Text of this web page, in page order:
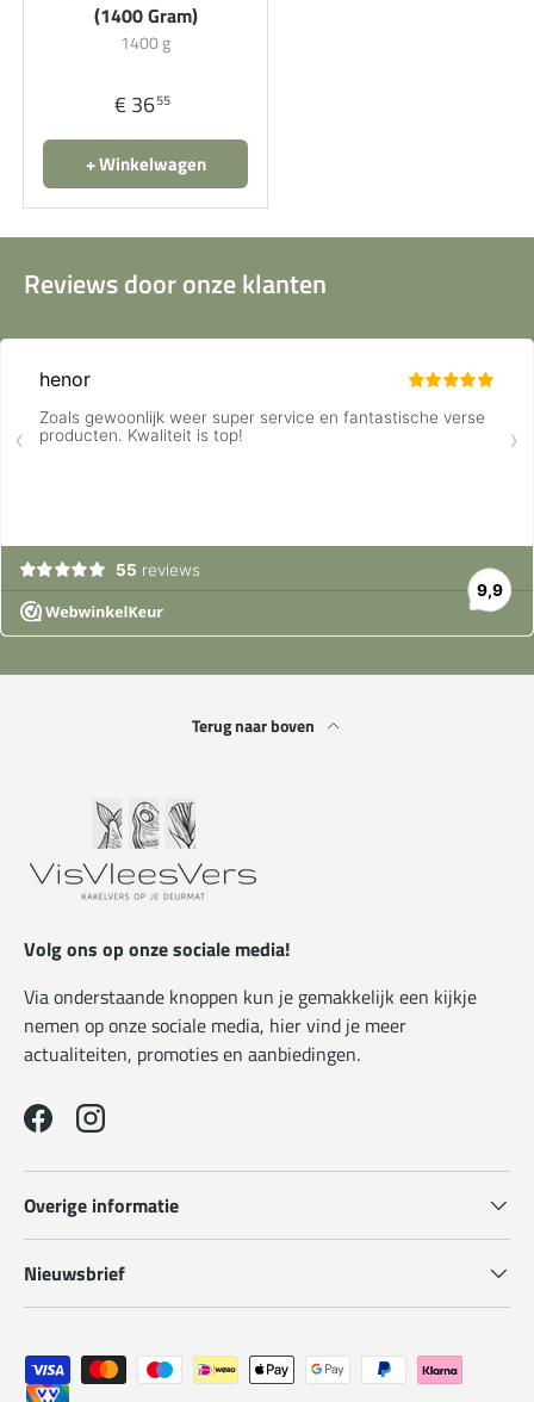
(1400 Gram)
1400 g
€ 3655
+ Winkelwagen
Reviews door onze klanten
Terug naar boven
Volg ons op onze sociale media!
Via onderstaande knoppen kun je gemakkelijk een kijkje
nemen op onze sociale media, hier vind je meer
actualiteiten, promoties en aanbiedingen.
FacebookInstagram
Overige informatie
Nieuwsbrief
Geaccepteerde betaalmethoden